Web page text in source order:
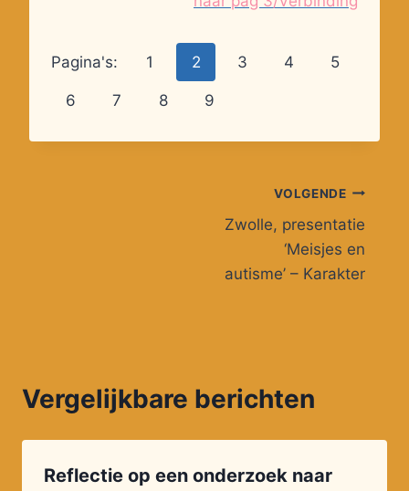
Pagina's: 1 2 3 4 5
6 7 8 9
VOLGENDE
Zwolle, presentatie
‘Meisjes en
autisme’ – Karakter
Vergelijkbare berichten
Reflectie op een onderzoek naar